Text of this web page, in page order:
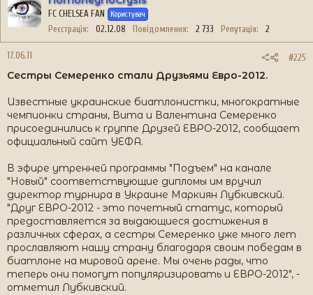
FC CHELSEA FAN Користувач
Реєстрація 02.12.08 Повідомлення 2 733 Репутація 2
17.06.11 #225
Сестры Семеренко стали Друзьями Евро-2012.
Известные украинские биатлонистки, многократные
чемпионки страны, Вита и Валентина Семеренко
присоединились к группе Друзей ЕВРО-2012, сообщает
официальный сайт УЕФА.
В эфире утренней программы "Подъем" на канале
"Новый" соответствующие дипломы им вручил
директор турнира в Украине Маркиян Лубкивский.
"Друг ЕВРО-2012 - это почетный статус, который
предоставляется за выдающиеся достижения в
различных сферах, а сестры Семеренко уже много лет
прославляют нашу страну благодаря своим победам в
биатлоне на мировой арене. Мы очень рады, что
теперь они помогут популяризировать и ЕВРО-2012", -
отметил Лубкивский.